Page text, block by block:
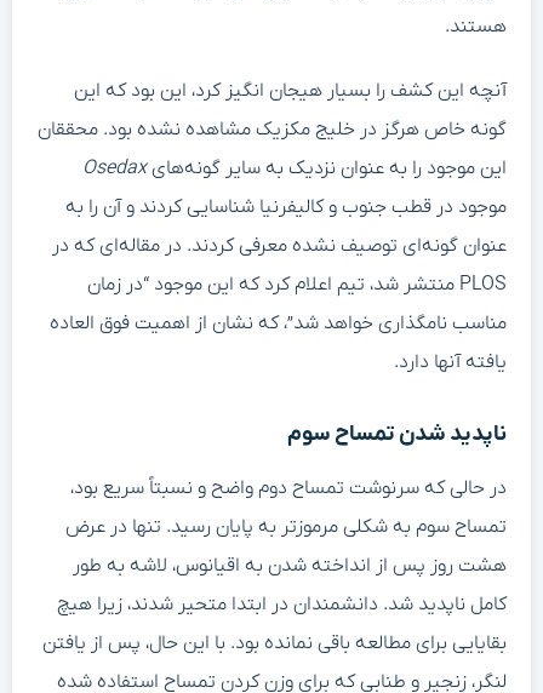
هستند.
آنچه این کشف را بسیار هیجان انگیز کرد، این بود که این
گونه خاص هرگز در خلیج مکزیک مشاهده نشده بود. محققان
این موجود را به عنوان نزدیک به سایر گونه‌هایOsedax
موجود در قطب جنوب و کالیفرنیا شناسایی کردند و آن را به
عنوان گونه‌ای توصیف نشده معرفی کردند. در مقاله‌ای که در
PLOS منتشر شد، تیم اعلام کرد که این موجود “در زمان
مناسب نامگذاری خواهد شد”، که نشان از اهمیت فوق العاده
یافته آنها دارد.
ناپدید شدن تمساح سوم
در حالی که سرنوشت تمساح دوم واضح و نسبتاً سریع بود،
تمساح سوم به شکلی مرموزتر به پایان رسید. تنها در عرض
هشت روز پس از انداخته شدن به اقیانوس، لاشه به طور
کامل ناپدید شد. دانشمندان در ابتدا متحیر شدند، زیرا هیچ
بقایایی برای مطالعه باقی نمانده بود. با این حال، پس از یافتن
لنگر، زنجیر و طنابی که برای وزن کردن تمساح استفاده شده